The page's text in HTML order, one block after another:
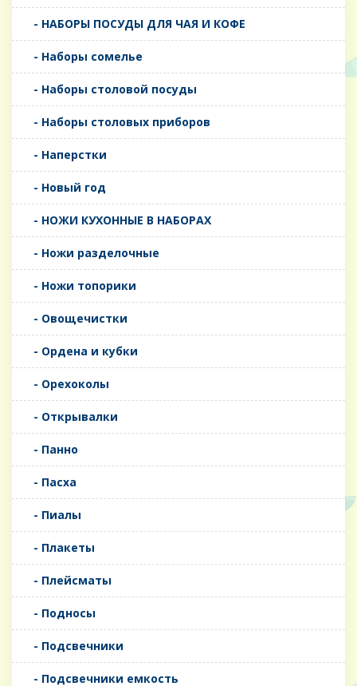
- НАБОРЫ ПОСУДЫ ДЛЯ ЧАЯ И КОФЕ
- Наборы сомелье
- Наборы столовой посуды
- Наборы столовых приборов
- Наперстки
- Новый год
- НОЖИ КУХОННЫЕ В НАБОРАХ
- Ножи разделочные
- Ножи топорики
- Овощечистки
- Ордена и кубки
- Орехоколы
- Открывалки
- Панно
- Пасха
- Пиалы
- Плакеты
- Плейсматы
- Подносы
- Подсвечники
- Подсвечники емкость